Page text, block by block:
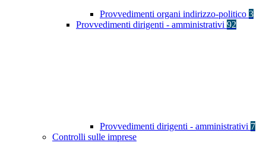
Provvedimenti organi indirizzo-politico 3
Provvedimenti dirigenti - amministrativi 92
Provvedimenti dirigenti - amministrativi 7
Controlli sulle imprese